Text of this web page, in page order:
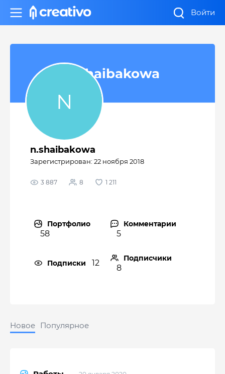
Войти
n.shaibakowa
n.shaibakowa
Зарегистрирован: 22 ноября 2018
3 887 8 1 211
Портфолио
58
Комментарии
5
Подписки 12 Подписчики
8
Новое Популярное